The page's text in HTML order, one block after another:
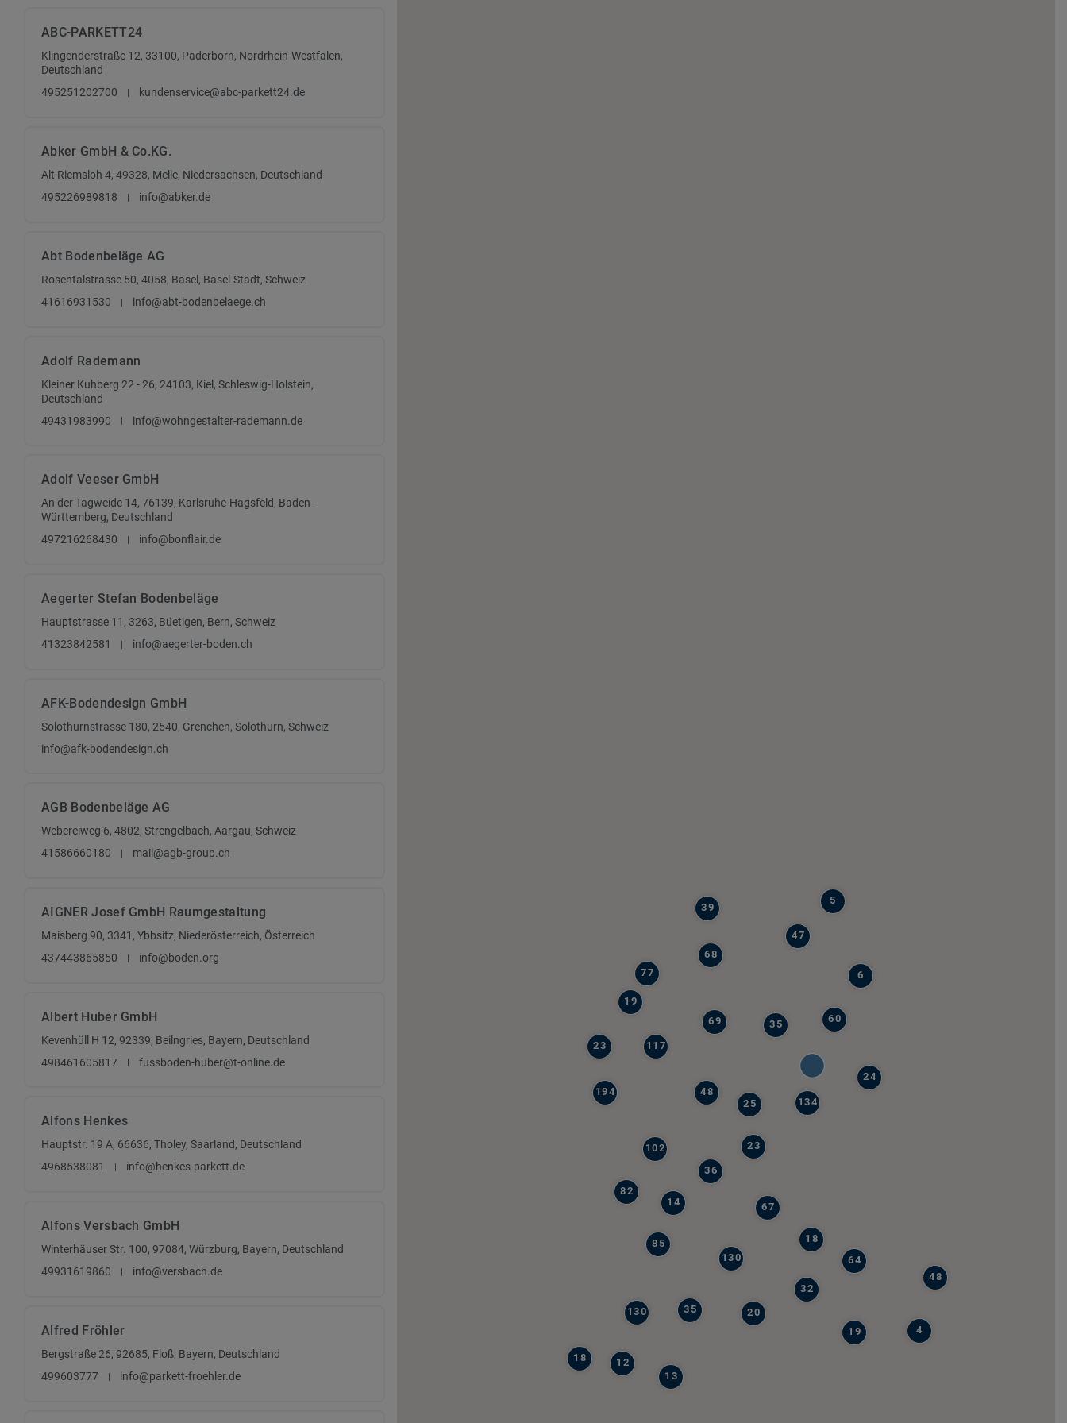
ABC-PARKETT24
Klingenderstraße 12, 33100, Paderborn, Nordrhein-Westfalen,
Deutschland
495251202700
kundenservice@abc-parkett24.de
Abker GmbH & Co.KG.
Alt Riemsloh 4, 49328, Melle, Niedersachsen, Deutschland
495226989818
info@abker.de
Abt Bodenbeläge AG
Rosentalstrasse 50, 4058, Basel, Basel-Stadt, Schweiz
41616931530
info@abt-bodenbelaege.ch
Adolf Rademann
Kleiner Kuhberg 22 - 26, 24103, Kiel, Schleswig-Holstein,
Deutschland
49431983990
info@wohngestalter-rademann.de
Adolf Veeser GmbH
An der Tagweide 14, 76139, Karlsruhe-Hagsfeld, Baden-
Württemberg, Deutschland
497216268430
info@bonflair.de
Aegerter Stefan Bodenbeläge
Hauptstrasse 11, 3263, Büetigen, Bern, Schweiz
41323842581
info@aegerter-boden.ch
AFK-Bodendesign GmbH
Solothurnstrasse 180, 2540, Grenchen, Solothurn, Schweiz
info@afk-bodendesign.ch
AGB Bodenbeläge AG
Webereiweg 6, 4802, Strengelbach, Aargau, Schweiz
41586660180
mail@agb-group.ch
AIGNER Josef GmbH Raumgestaltung
Maisberg 90, 3341, Ybbsitz, Niederösterreich, Österreich
437443865850
info@boden.org
Albert Huber GmbH
Kevenhüll H 12, 92339, Beilngries, Bayern, Deutschland
498461605817
fussboden-huber@t-online.de
Alfons Henkes
Hauptstr. 19 A, 66636, Tholey, Saarland, Deutschland
4968538081
info@henkes-parkett.de
Alfons Versbach GmbH
Winterhäuser Str. 100, 97084, Würzburg, Bayern, Deutschland
49931619860
info@versbach.de
Alfred Fröhler
Bergstraße 26, 92685, Floß, Bayern, Deutschland
499603777
info@parkett-froehler.de
48
85
194
77
117
130
39
64
67
82
36
130
69
134
23
68
35
35
102
19
23
47
19
48
14
60
12
18
32
13
20
24
6
25
5
4
18